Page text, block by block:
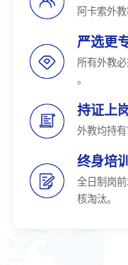
阿卡索外
严选更
所有外教
。
持证上
外教均持有
终身培训
全日制岗
核淘汰。